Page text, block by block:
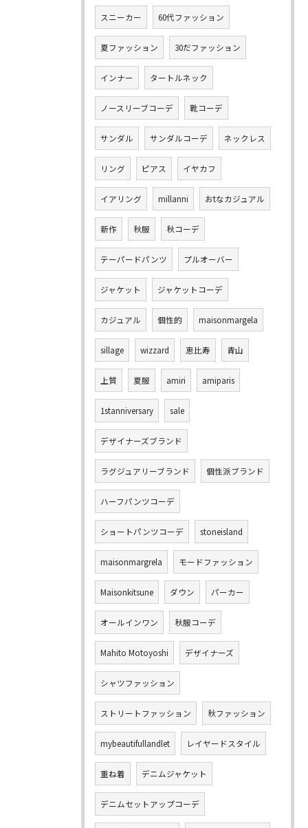
スニーカー 60代ファッション
夏ファッション 30だファッション
インナー タートルネック
ノースリーブコーデ 靴コーデ
サンダル サンダルコーデ ネックレス
リング ピアス イヤカフ
イアリング millanni おtなカジュアル
新作 秋服 秋コーデ
テーパードパンツ プルオーバー
ジャケット ジャケットコーデ
カジュアル 個性的 maisonmargela
sillage wizzard 恵比寿 青山
上質 夏服 amiri amiparis
1stanniversary sale
デザイナーズブランド
ラグジュアリーブランド 個性派ブランド
ハーフパンツコーデ
ショートパンツコーデ stoneisland
maisonmargrela モードファッション
Maisonkitsune ダウン パーカー
オールインワン 秋服コーデ
Mahito Motoyoshi デザイナーズ
シャツファッション
ストリートファッション 秋ファッション
mybeautifullandlet レイヤードスタイル
重ね着 デニムジャケット
デニムセットアップコーデ